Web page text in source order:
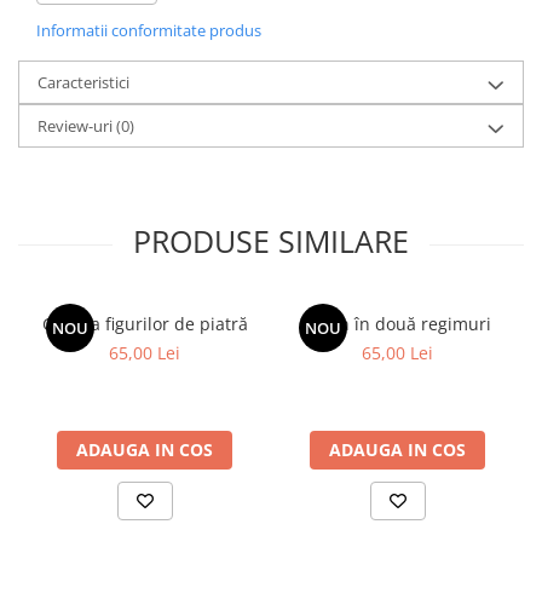
Arici Scrobelici, Iepurasul Benjamin, Domnul Jeremy Pescarul sau
Tom Pisicel. Povestile sale, pline de umor si dinamism și minunat
ilustrate, sunt nelipsite din universul fantastic al fiecarui copil.
Informatii conformitate produs
Caracteristici
Review-uri(0)
PRODUSE SIMILARE
NOU
Galeria figurilor de piatră
65,00 Lei
ADAUGA IN COS
NOU
Spion în două regimuri
65,00 Lei
ADAUGA IN COS